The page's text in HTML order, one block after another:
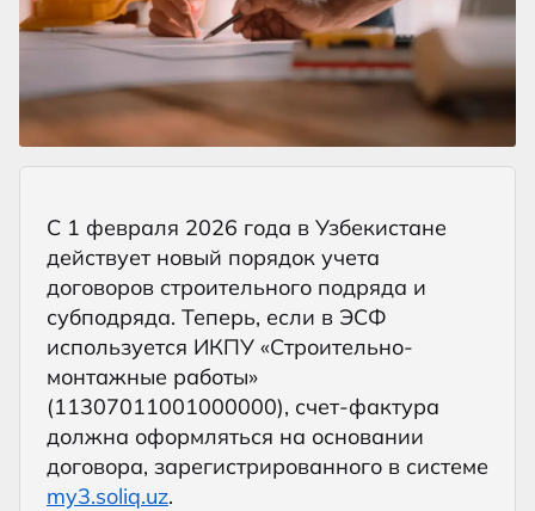
С 1 февраля 2026 года в Узбекистане
действует новый порядок учета
договоров строительного подряда и
субподряда. Теперь, если в ЭСФ
используется ИКПУ «Строительно-
монтажные работы»
(11307011001000000), счет-фактура
должна оформляться на основании
договора, зарегистрированного в системе
my3.soliq.uz.